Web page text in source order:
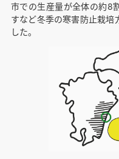
市での生産量が全体の約8
すなど冬季の寒害防止栽培
した。